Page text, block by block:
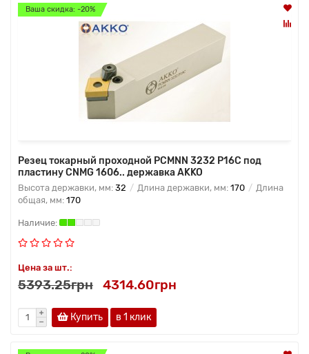
Ваша скидка: -20%
Резец токарный проходной PCMNN 3232 P16C под
пластину CNMG 1606.. державка AKKO
Высота державки, мм: 32 Длина державки, мм: 170
Длина
общая, мм: 170
Цена за шт.:
5393.25грн 4314.60грн
Купить в 1 клик